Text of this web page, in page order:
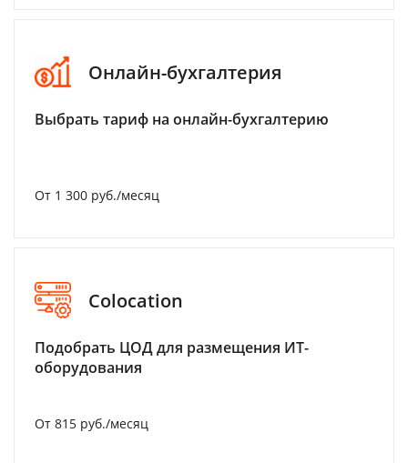
Онлайн-бухгалтерия
Выбрать тариф на онлайн-бухгалтерию
От 1 300 руб./месяц
Colocation
Подобрать ЦОД для размещения ИТ-
оборудования
От 815 руб./месяц